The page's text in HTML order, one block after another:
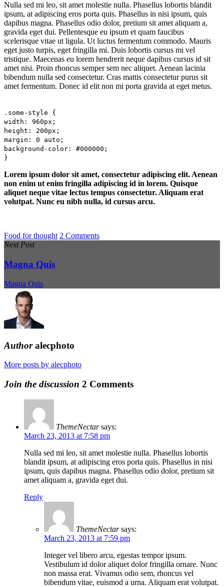
Nulla sed mi leo, sit amet molestie nulla. Phasellus lobortis blandit
ipsum, at adipiscing eros porta quis. Phasellus in nisi ipsum, quis
dapibus magna. Phasellus odio dolor, pretium sit amet aliquam a,
gravida eget dui. Pellentesque eu ipsum et quam faucibus
scelerisque vitae ut ligula. Ut luctus fermentum commodo. Mauris
eget justo turpis, eget fringilla mi. Duis lobortis cursus mi vel
tristique. Maecenas eu lorem hendrerit neque dapibus cursus id sit
amet nisi. Proin rhoncus semper sem nec aliquet. Aenean lacinia
bibendum nulla sed consectetur. Cras mattis consectetur purus sit
amet fermentum. Donec id elit non mi porta gravida at eget metus.
.some-style {
width: 960px;
height: 200px;
margin: 0 auto;
background-color: #000000;
}
Lorem ipsum dolor sit amet, consectetur adipiscing elit. Aenean
non enim ut enim fringilla adipiscing id in lorem. Quisque
aliquet neque vitae lectus tempus consectetur. Aliquam erat
volutpat. Nunc eu nibh nulla, id cursus arcu.
Food for thought 2 Comments
Next Post
Magna Quis
Magna Quis
Authoralecphoto
More posts by alecphoto
Join the discussion 2 Comments
ThemeNectar says:
March 23, 2013 at 7:58 pm
Nulla sed mi leo, sit amet molestie nulla. Phasellus lobortis
blandit ipsum, at adipiscing eros porta quis. Phasellus in nisi
ipsum, quis dapibus magna. Phasellus odio dolor, pretium sit
amet aliquam a, gravida eget dui.
Reply
ThemeNectar says:
March 23, 2013 at 7:59 pm
Integer vel libero arcu, egestas tempor ipsum.
Vestibulum id dolor aliquet dolor fringilla ornare. Nunc
non massa erat. Vivamus odio sem, rhoncus vel
bibendum vitae, euismod a urna. Aliquam erat volutpat.